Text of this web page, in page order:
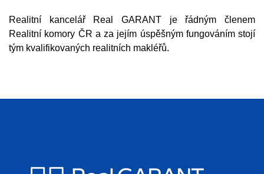
Realitní kancelář Real GARANT je řádným členem
Realitní komory ČR a za jejím úspěšným fungováním stojí
tým kvalifikovaných realitních makléřů.